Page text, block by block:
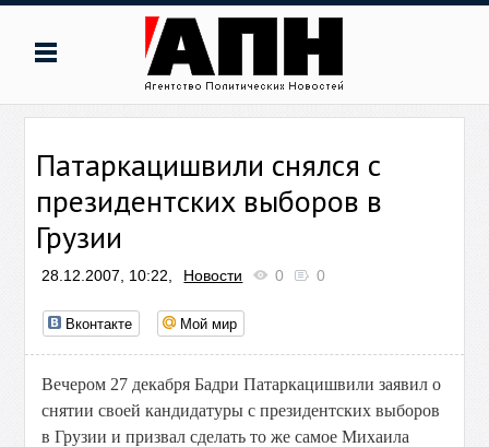
Патаркацишвили снялся с
президентских выборов в
Грузии
28.12.2007, 10:22, Новости 0 0
Вконтакте Мой мир
Вечером 27 декабря Бадри Патаркацишвили заявил о
снятии своей кандидатуры с президентских выборов
в Грузии и призвал сделать то же самое Михаила